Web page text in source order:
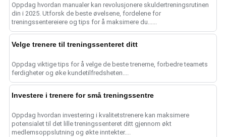
Oppdag hvordan manualer kan revolusjonere skuldertreningsrutinen
din i 2025. Utforsk de beste øvelsene, fordelene for
treningssentereiere og tips for å maksimere du......
Velge trenere til treningssenteret ditt
Oppdag viktige tips for å velge de beste trenerne, forbedre teamets
ferdigheter og øke kundetilfredsheten....
Investere i trenere for små treningssentre
Oppdag hvordan investering i kvalitetstrenere kan maksimere
potensialet til det lille treningssenteret ditt gjennom økt
medlemsoppslutning og økte inntekter....